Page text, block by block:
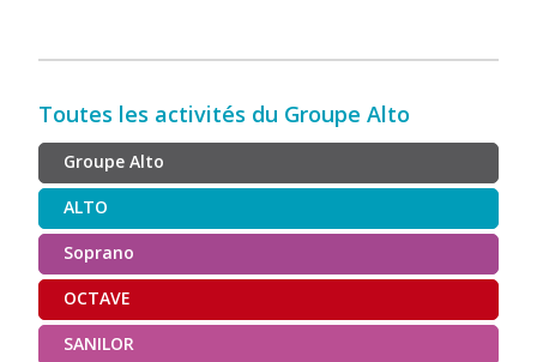
Toutes les activités du Groupe Alto
Groupe Alto
ALTO
Soprano
OCTAVE
SANILOR